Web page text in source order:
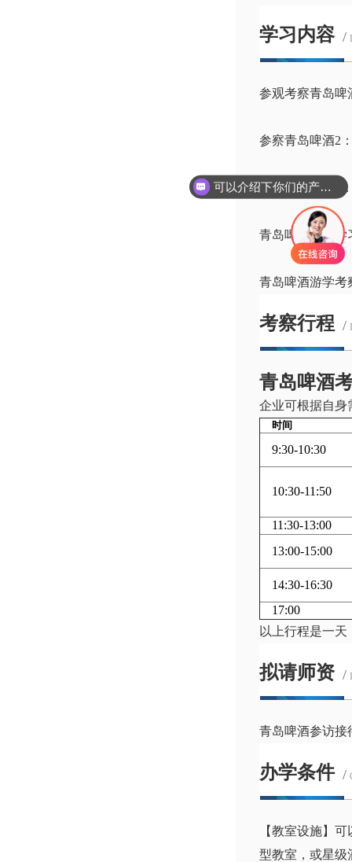
学习内容 /
参观考察青岛啤
参察青岛啤酒2
参访青岛啤酒3
青岛啤酒标杆学
青岛啤酒游学考
考察行程 /
青岛啤酒
企业可根据自身
时间
9:30-10:30
10:30-11:50
11:30-13:00
13:00-15:00
14:30-16:30
17:00
以上行程是一
拟请师资 /
青岛啤酒参访接
办学条件 /
【教室设施】
型教室，或星级
可以介绍下你们的产品么